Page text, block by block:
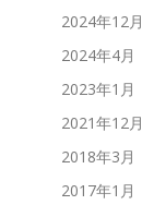
2024年12月
2024年4月
2023年1月
2021年12月
2018年3月
2017年1月